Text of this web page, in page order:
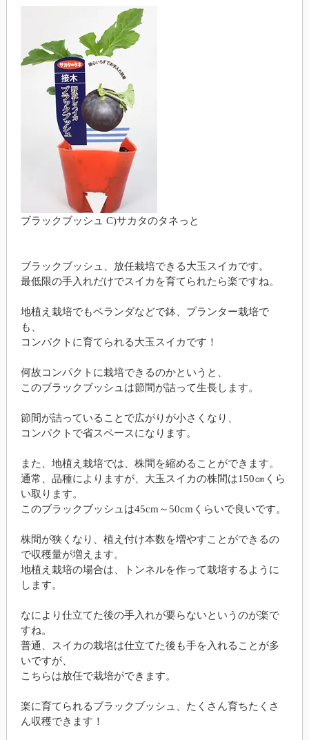
ブラックブッシュ C)サカタのタネっと
ブラックブッシュ、放任栽培できる大玉スイカです。
最低限の手入れだけでスイカを育てられたら楽ですね。
地植え栽培でもベランダなどで鉢、プランター栽培で
も、
コンパクトに育てられる大玉スイカです！
何故コンパクトに栽培できるのかというと、
このブラックブッシュは節間が詰って生長します。
節間が詰っていることで広がりが小さくなり、
コンパクトで省スペースになります。
また、地植え栽培では、株間を縮めることができます。
通常、品種によりますが、大玉スイカの株間は150㎝くら
い取ります。
このブラックブッシュは45cm～50cmくらいで良いです。
株間が狭くなり、植え付け本数を増やすことができるの
で収穫量が増えます。
地植え栽培の場合は、トンネルを作って栽培するように
します。
なにより仕立てた後の手入れが要らないというのが楽で
すね。
普通、スイカの栽培は仕立てた後も手を入れることが多
いですが、
こちらは放任で栽培ができます。
楽に育てられるブラックブッシュ、たくさん育ちたくさ
ん収穫できます！